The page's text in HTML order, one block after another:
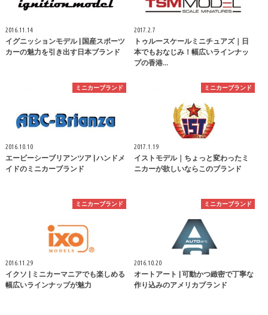
2016.11.14
イグニッションモデル | 国産スポーツ
カーの魅力を引き出す日本ブランド
2017.2.7
トゥルースケールミニチュアズ｜日
本でもおなじみ！幅広いラインナッ
プの香港…
ミニカーブランド
2016.10.10
エービーシーブリアンツア | ハンドメ
イドのミニカーブランド
ミニカーブランド
2017.1.19
イストモデル｜ちょっと変わったミ
ニカーが欲しいならこのブランド
ミニカーブランド
2016.11.29
イクソ | ミニカーマニアでも楽しめる
幅広いラインナップが魅力
ミニカーブランド
2016.10.20
オートアート | 可動かつ緻密で丁寧な
作り込みのアメリカブランド